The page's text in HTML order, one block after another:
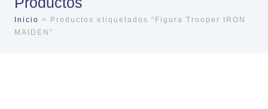
Inicio > Productos etiquetados “Figura Trooper IRON
MAIDEN”